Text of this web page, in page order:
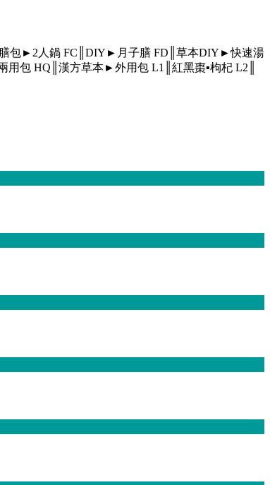
包►2人鍋 FC║DIY►月子膳 FD║草本DIY►快速湯
用包 HQ║漢方草本►外用包 L1║紅黑棗▪枸杞 L2║